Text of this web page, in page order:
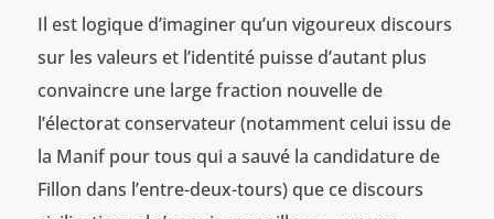
Il est logique d’imaginer qu’un vigoureux discours
sur les valeurs et l’identité puisse d’autant plus
convaincre une large fraction nouvelle de
l’électorat conservateur (notamment celui issu de
la Manif pour tous qui a sauvé la candidature de
Fillon dans l’entre-deux-tours) que ce discours